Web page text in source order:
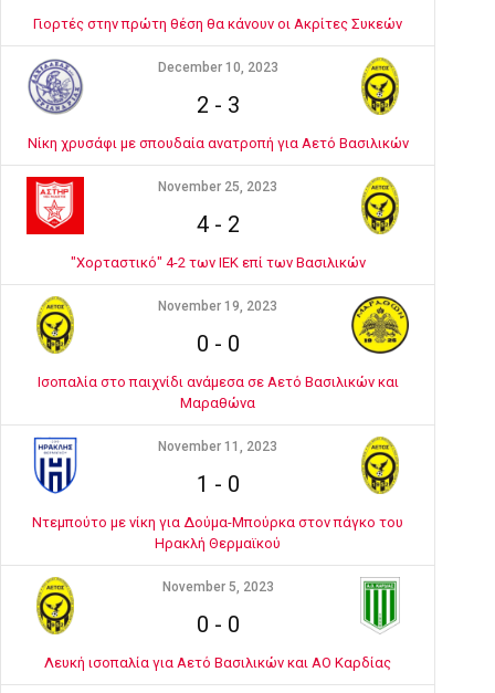
Γιορτές στην πρώτη θέση θα κάνουν οι Ακρίτες Συκεών
December 10, 2023
2 - 3
Νίκη χρυσάφι με σπουδαία ανατροπή για Αετό Βασιλικών
November 25, 2023
4- 2
"Χορταστικό" 4-2 των ΙΕΚ επί των Βασιλικών
November 19, 2023
0 - 0
Ισοπαλία στο παιχνίδι ανάμεσα σε Αετό Βασιλικών και
Μαραθώνα
November 11, 2023
1 - 0
Ντεμπούτο με νίκη για Δούμα-Μπούρκα στον πάγκο του
Ηρακλή Θερμαϊκού
November 5, 2023
0 - 0
Λευκή ισοπαλία για Αετό Βασιλικών και ΑΟ Καρδίας